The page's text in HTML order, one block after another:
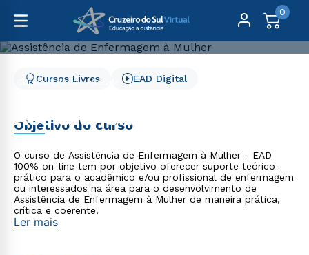
0
Cursos Livres
Saúde
Assistência de
Enfermagem à Mulher
Cursos Livres EAD Digital
Objetivo do curso
O curso de Assistência de Enfermagem à Mulher - EAD
100% on-line tem por objetivo oferecer suporte teórico-
prático para o acadêmico e/ou profissional de enfermagem
ou interessados na área para o desenvolvimento de
Assistência de Enfermagem à Mulher de maneira prática,
crítica e coerente.
Ler mais